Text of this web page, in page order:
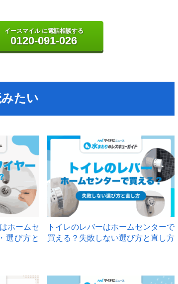
イースマイル に電話相談する
0120-091-026
たい
ホームセ
選び方と
トイレのレバーはホームセンターで
買える？失敗しない選び方と直し方